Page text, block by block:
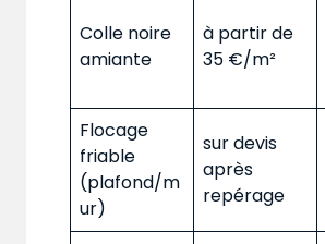
Colle noire
amiante
à partir de
35 €/m²
Flocage
friable
(plafond/m
ur)
sur devis
après
repérage